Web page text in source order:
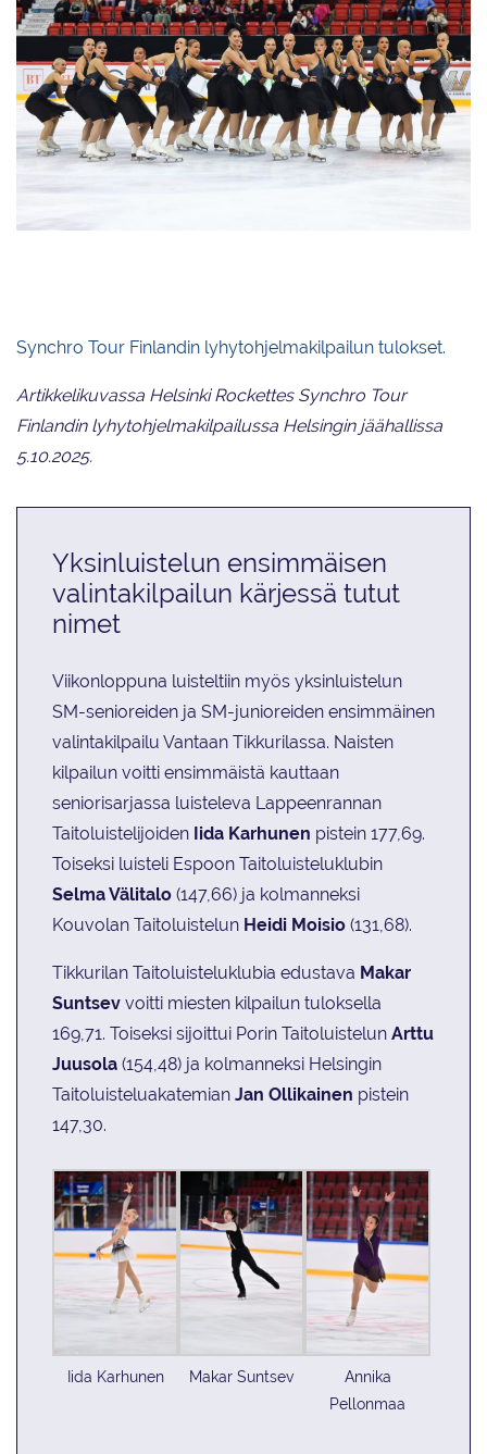
Synchro Tour Finlandin lyhytohjelmakilpailun tulokset.
Artikkelikuvassa Helsinki Rockettes Synchro Tour
Finlandin lyhytohjelmakilpailussa Helsingin jäähallissa
5.10.2025.
Yksinluistelun ensimmäisen
valintakilpailun kärjessä tutut
nimet
Viikonloppuna luisteltiin myös yksinluistelun
SM-senioreiden ja SM-junioreiden ensimmäinen
valintakilpailu Vantaan Tikkurilassa. Naisten
kilpailun voitti ensimmäistä kauttaan
seniorisarjassa luisteleva Lappeenrannan
Taitoluistelijoiden Iida Karhunen pistein 177,69.
Toiseksi luisteli Espoon Taitoluisteluklubin
Selma Välitalo (147,66) ja kolmanneksi
Kouvolan Taitoluistelun Heidi Moisio (131,68).
Tikkurilan Taitoluisteluklubia edustava Makar
Suntsev voitti miesten kilpailun tuloksella
169,71. Toiseksi sijoittui Porin Taitoluistelun Arttu
Juusola (154,48) ja kolmanneksi Helsingin
Taitoluisteluakatemian Jan Ollikainen pistein
147,30.
Iida Karhunen Makar Suntsev
Annika
Pellonmaa